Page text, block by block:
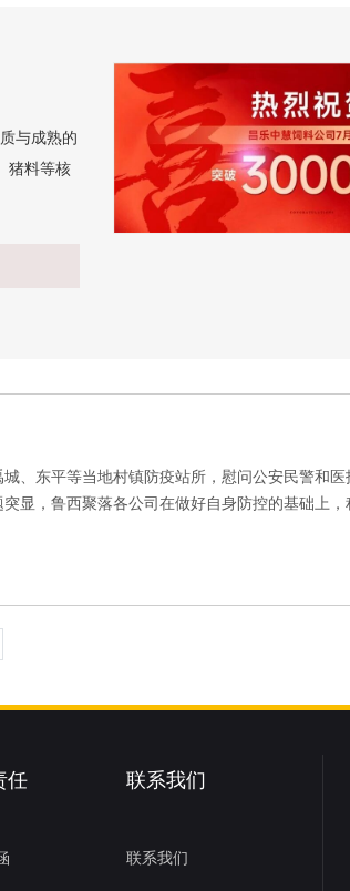
与成熟的
猪料等核
、东平等当地村镇防疫站所，慰问公安民警和
，鲁西聚落各公司在做好自身防控的基础上，
任 联系我们
联系我们